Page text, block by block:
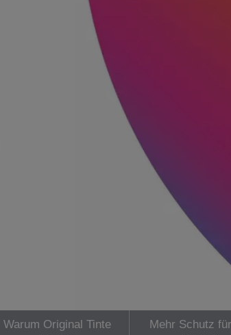
Warum Original Tinte
Mehr Schutz